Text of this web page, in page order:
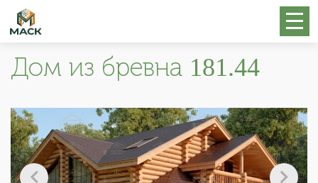
Дом из бревна 181.44